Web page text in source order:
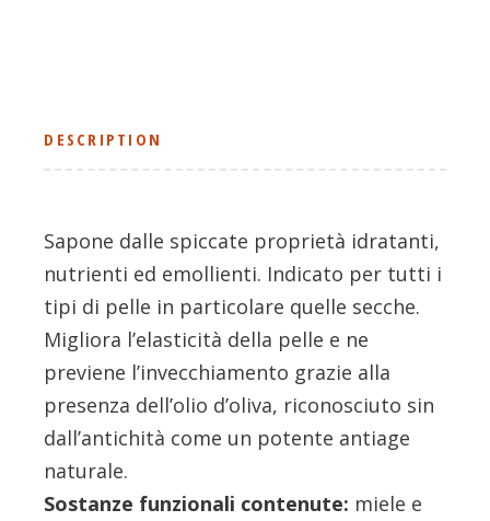
DESCRIPTION
Sapone dalle spiccate proprietà idratanti,
nutrienti ed emollienti. Indicato per tutti i
tipi di pelle in particolare quelle secche.
Migliora l’elasticità della pelle e ne
previene l’invecchiamento grazie alla
presenza dell’olio d’oliva, riconosciuto sin
dall’antichità come un potente antiage
naturale.
Sostanze funzionali contenute: miele e